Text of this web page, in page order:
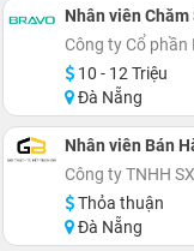
Nhân viên
Công ty Cổ phần
10 - 12 Triệu
Đà Nẵng
Nhân viên Bán
Công ty TNHH
Thỏa thuận
Đà Nẵng